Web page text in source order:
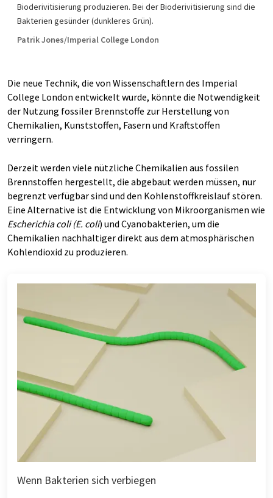
Bioderivitisierung produzieren. Bei der Bioderivitisierung sind die
Bakterien gesünder (dunkleres Grün).
Patrik Jones/Imperial College London
Die neue Technik, die von Wissenschaftlern des Imperial
College London entwickelt wurde, könnte die Notwendigkeit
der Nutzung fossiler Brennstoffe zur Herstellung von
Chemikalien, Kunststoffen, Fasern und Kraftstoffen
verringern.
Derzeit werden viele nützliche Chemikalien aus fossilen
Brennstoffen hergestellt, die abgebaut werden müssen, nur
begrenzt verfügbar sind und den Kohlenstoffkreislauf stören.
Eine Alternative ist die Entwicklung von Mikroorganismen wie
Escherichia coli(E. coli) und Cyanobakterien, um die
Chemikalien nachhaltiger direkt aus dem atmosphärischen
Kohlendioxid zu produzieren.
Wenn Bakterien sich verbiegen